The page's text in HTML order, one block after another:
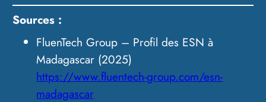
Sources :
FluenTech Group – Profil des ESN à
Madagascar (2025)
https://www.fluentech-group.com/esn-
madagascar